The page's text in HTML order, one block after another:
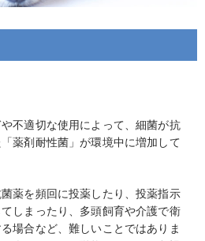
不適切な使用によって、細菌が抗
薬剤耐性菌」が環境中に増加して
薬を頻回に投薬したり、投薬指示
しまったり、多頭飼育や介護で衛
場合など、難しいことではありま